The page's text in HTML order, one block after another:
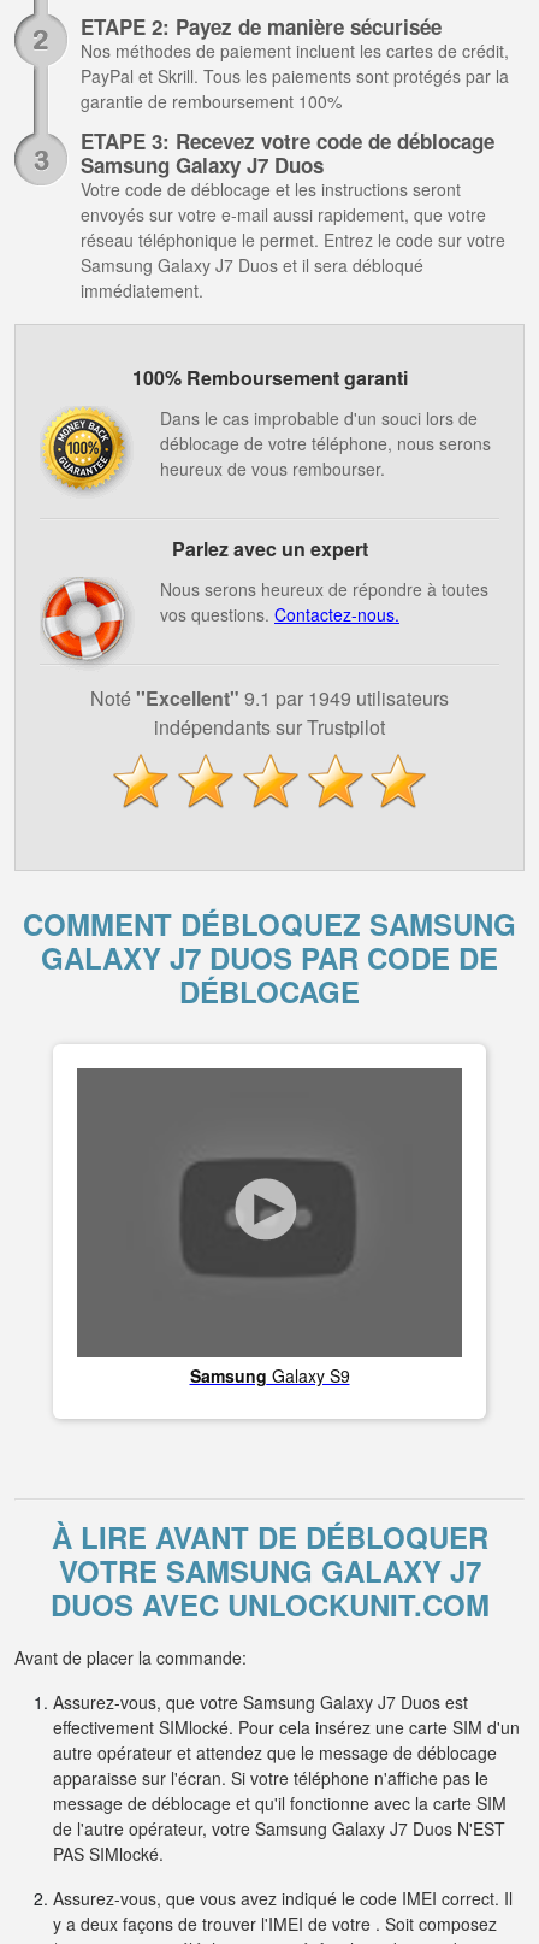
ETAPE 2: Payez de manière sécurisée
Nos méthodes de paiement incluent les cartes de crédit,
PayPal et Skrill. Tous les paiements sont protégés par la
garantie de remboursement 100%
ETAPE 3: Recevez votre code de déblocage
Samsung Galaxy J7 Duos
Votre code de déblocage et les instructions seront
envoyés sur votre e-mail aussi rapidement, que votre
réseau téléphonique le permet. Entrez le code sur votre
Samsung Galaxy J7 Duos et il sera débloqué
immédiatement.
100% Remboursement garanti
Dans le cas improbable d'un souci lors de
déblocage de votre téléphone, nous serons
heureux de vous rembourser.
Parlez avec un expert
Nous serons heureux de répondre à toutes
vos questions. Contactez-nous.
Noté ''Excellent" 9.1 par 1949 utilisateurs
indépendants sur Trustpilot
COMMENT DÉBLOQUEZ SAMSUNG
GALAXY J7 DUOS PAR CODE DE
DÉBLOCAGE
Samsung Galaxy S9
À LIRE AVANT DE DÉBLOQUER
VOTRE SAMSUNG GALAXY J7
DUOS AVEC UNLOCKUNIT.COM
Avant de placer la commande:
Assurez-vous, que votre Samsung Galaxy J7 Duos est
effectivement SIMlocké. Pour cela insérez une carte SIM d'un
autre opérateur et attendez que le message de déblocage
apparaisse sur l'écran. Si votre téléphone n'affiche pas le
message de déblocage et qu'il fonctionne avec la carte SIM
de l'autre opérateur, votre Samsung Galaxy J7 Duos N'EST
PAS SIMlocké.
Assurez-vous, que vous avez indiqué le code IMEI correct. Il
y a deux façons de trouver l'IMEI de votre . Soit composez